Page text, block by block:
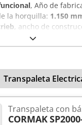
, Año de
la horquilla: 1.150
, ancho de
50 mm
caucho
12 meses de
Transpaleta
Transpaleta con
CORMAK